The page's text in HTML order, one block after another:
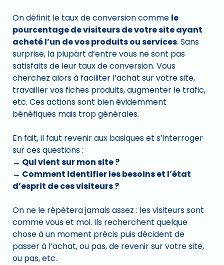
On définit le taux de conversion comme le
pourcentage de visiteurs de votre site ayant
acheté l’un de vos produits ou services. Sans
surprise, la plupart d’entre vous ne sont pas
satisfaits de leur taux de conversion. Vous
cherchez alors à faciliter l’achat sur votre site,
travailler vos fiches produits, augmenter le trafic,
etc. Ces actions sont bien évidemment
bénéfiques mais trop générales.
En fait, il faut revenir aux basiques et s’interroger
sur ces questions :
→ Qui vient sur mon site ?
→ Comment identifier les besoins et l’état
d’esprit de ces visiteurs ?
On ne le répétera jamais assez : les visiteurs sont
comme vous et moi. Ils recherchent quelque
chose à un moment précis puis décident de
passer à l’achat, ou pas, de revenir sur votre site,
ou pas, etc.